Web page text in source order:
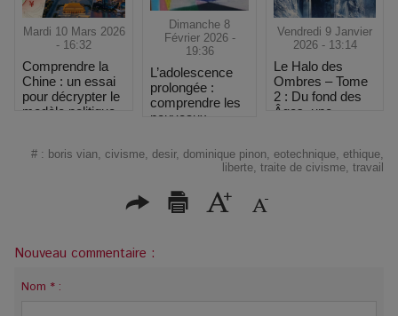
Mardi 10 Mars 2026
- 16:32
Comprendre la
Chine : un essai
pour décrypter le
modèle politique
Dimanche 8
Février 2026 -
19:36
L’adolescence
prolongée :
comprendre les
nouveaux
développement
psychique
Vendredi 9 Janvier
2026 - 13:14
Le Halo des
Ombres – Tome
2 : Du fond des
Âges, une
intense
# : boris vian civisme desir, dominique pinon eotechnique ethique
liberte traite de civisme travail
Nouveau commentaire :
Nom * :